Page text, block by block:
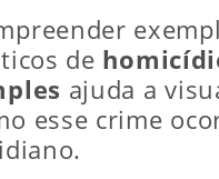
de
ajuda a
esse crime